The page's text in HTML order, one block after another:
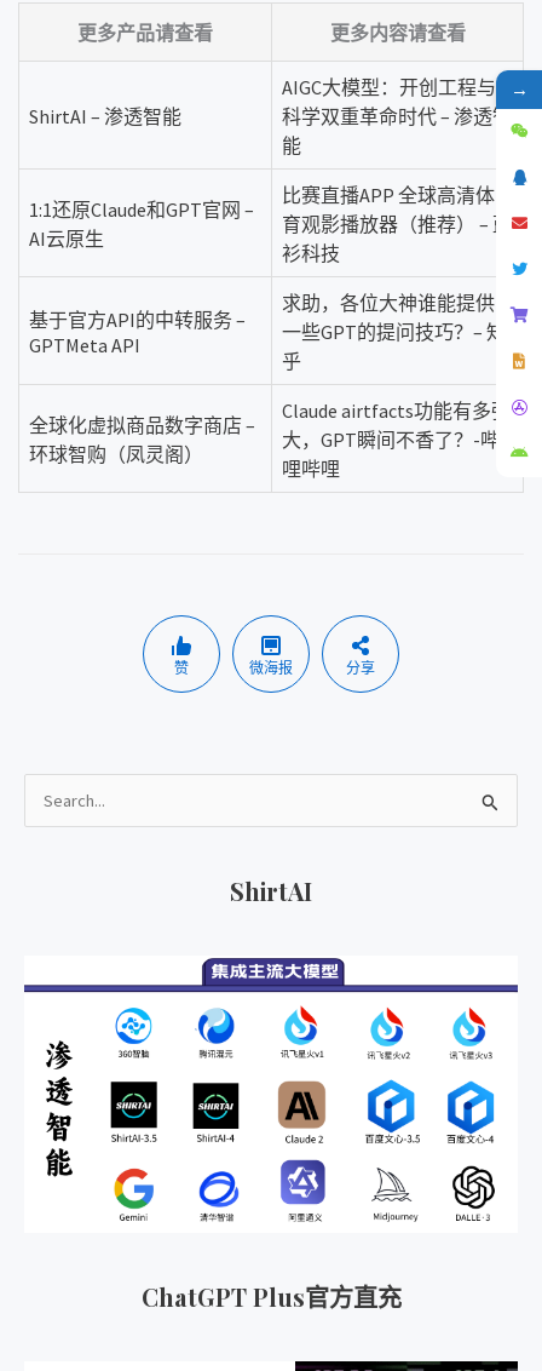
更多产品请查看 更多内容请查看
ShirtAI – 渗透智能
AIGC大模型：开创工程与
科学双重革命时代 – 渗透智
能
1:1还原Claude和GPT官网 –
AI云原生
比赛直播APP 全球高清体
育观影播放器（推荐） – 蓝
衫科技
基于官方API的中转服务 –
GPTMeta API
求助，各位大神谁能提供
一些GPT的提问技巧？– 知
乎
全球化虚拟商品数字商店 –
环球智购（凤灵阁）
Claude airtfacts功能有多强
大，GPT瞬间不香了？-哔
哩哔哩
赞 微海报 分享
ShirtAI
ChatGPT Plus官方直充
→